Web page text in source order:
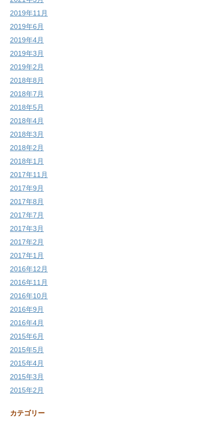
2019年11月
2019年6月
2019年4月
2019年3月
2019年2月
2018年8月
2018年7月
2018年5月
2018年4月
2018年3月
2018年2月
2018年1月
2017年11月
2017年9月
2017年8月
2017年7月
2017年3月
2017年2月
2017年1月
2016年12月
2016年11月
2016年10月
2016年9月
2016年4月
2015年6月
2015年5月
2015年4月
2015年3月
2015年2月
カテゴリー